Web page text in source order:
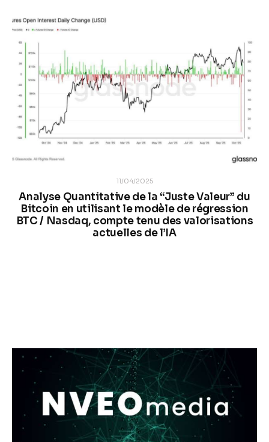
11/04/2025
Analyse Quantitative de la “Juste Valeur” du
Bitcoin en utilisant le modèle de régression
BTC / Nasdaq, compte tenu des valorisations
actuelles de l’IA